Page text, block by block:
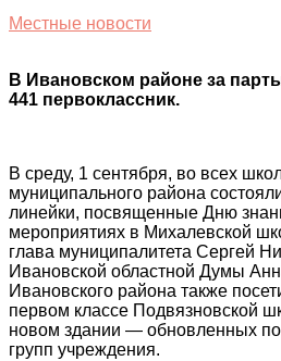
Местные новости
В Ивановском районе за
441 первоклассник.
В среду, 1 сентября, во всех
муниципального района
линейки, посвященные Дню
мероприятиях в Михалевской
глава муниципалитета Сергей
Ивановской областной Думы
Ивановского района также
первом классе Подвязновской
новом здании — обновленных
групп учреждения.